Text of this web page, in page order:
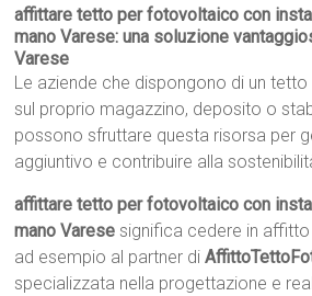
affittare tetto per fotovoltaico con
mano Varese: una soluzione
Varese
Le aziende che dispongono di un
sul proprio magazzino, deposito o
possono sfruttare questa risorsa per
aggiuntivo e contribuire alla
affittare tetto per fotovoltaico con
mano Varese significa cedere in
ad esempio al partner di
specializzata nella progettazione e